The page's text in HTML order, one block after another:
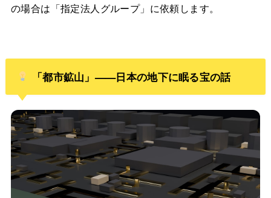
の場合は「指定法人グループ」に依頼します。
「都市鉱山」——日本の地下に眠る宝の話